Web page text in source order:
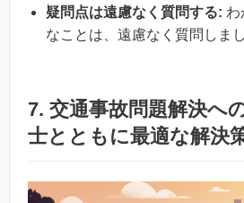
疑問点は遠慮なく質問する: わ
なことは、遠慮なく質問しまし
7. 交通事故問題解決
士とともに最適な解決